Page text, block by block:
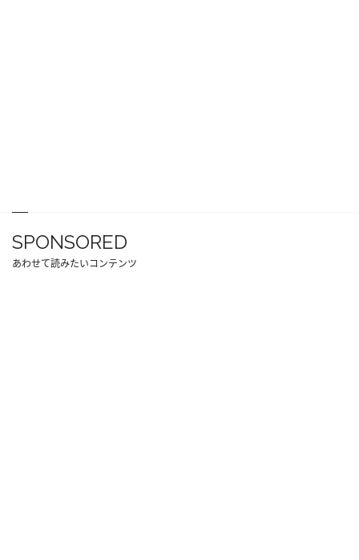
SPONSORED
あわせて読みたいコンテンツ